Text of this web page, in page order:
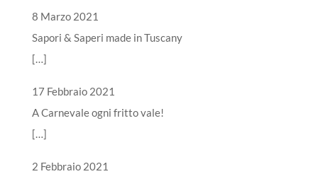
8 Marzo 2021
Sapori & Saperi made in Tuscany
[…]
17 Febbraio 2021
A Carnevale ogni fritto vale!
[…]
2 Febbraio 2021